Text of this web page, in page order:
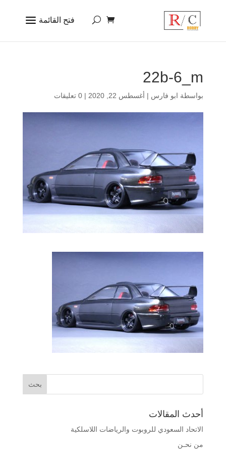
22b-6_m
بواسطة ابو فارس | أغسطس 22, 2020 | 0 تعليقات
أحدث المقالات
الاتحاد السعودي للروبوت والرياضات اللاسلكية
من نحـن